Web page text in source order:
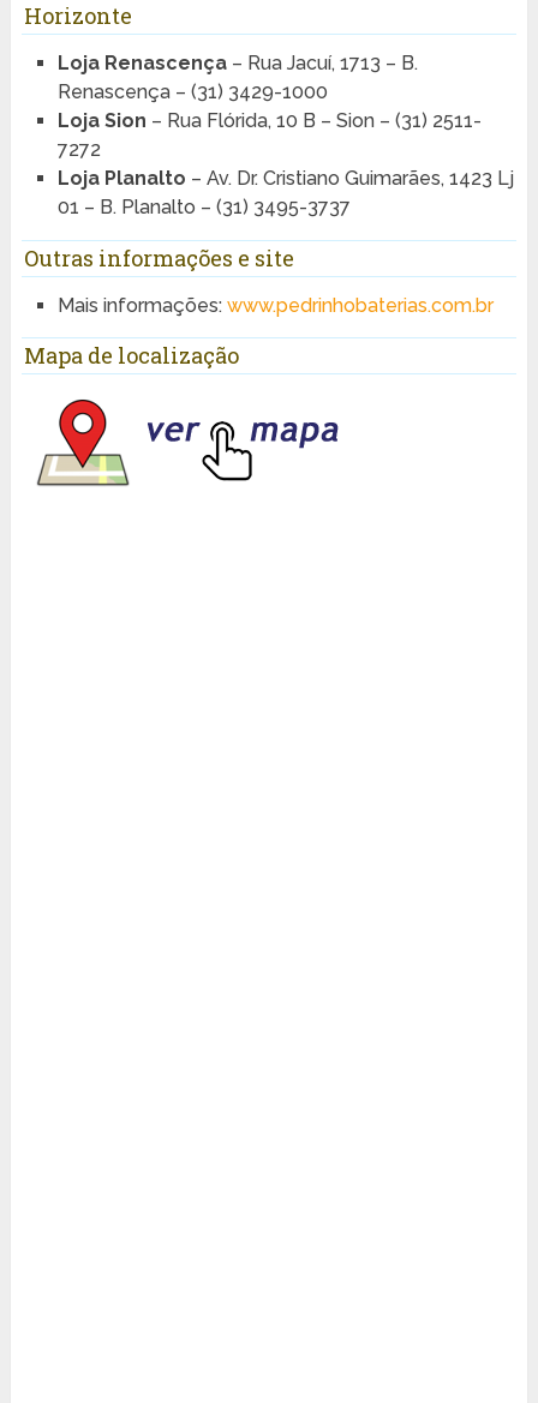
Horizonte
Loja Renascença– Rua Jacuí, 1713 – B.
Renascença – (31) 3429-1000
Loja Sion – Rua Flórida, 10 B – Sion – (31) 2511-
7272
Loja Planalto – Av. Dr. Cristiano Guimarães, 1423 Lj
01 – B. Planalto – (31) 3495-3737
Outras informações e site
Mais informações: www.pedrinhobaterias.com.br
Mapa de localização